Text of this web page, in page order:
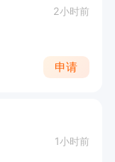
2小时前
申请
1小时前